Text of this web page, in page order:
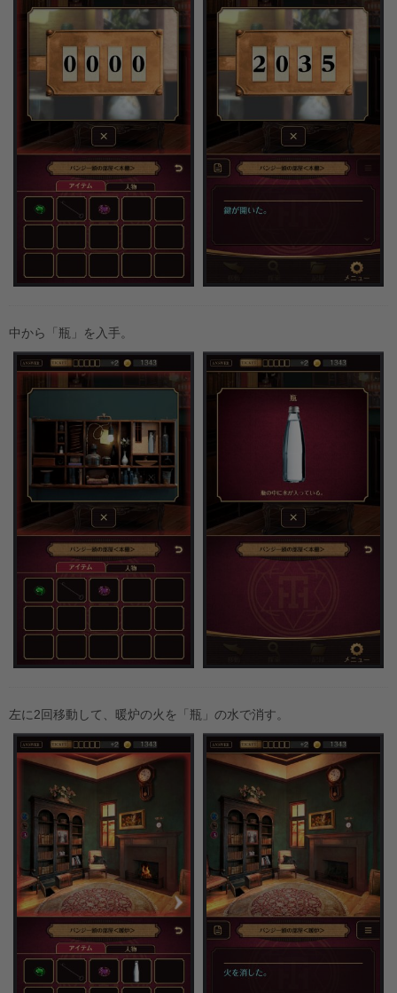
中から「瓶」を入手。
左に2回移動して、暖炉の火を「瓶」の水で消す。